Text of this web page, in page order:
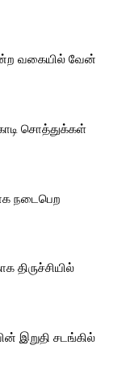
வகையில் வேன்
சொத்துக்கள்
நடைபெற
திருச்சியில்
இறுதி சடங்கில்